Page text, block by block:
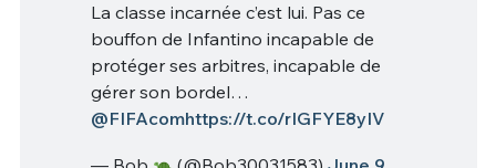
La classe incarnée c’est lui. Pas ce
bouffon de Infantino incapable de
protéger ses arbitres, incapable de
gérer son bordel…
@FIFAcomhttps://t.co/rIGFYE8yIV